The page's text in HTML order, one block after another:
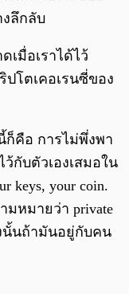
งลึกลับ
เมื่อเราได้ไว้
โตเคอเรนซี่ของ
ก็คือ การไม่พึ่งพา
กับตัวเองเสมอใน
keys, your coin.
มหมายว่า private
นั้นถ้ามันอยู่กับคน